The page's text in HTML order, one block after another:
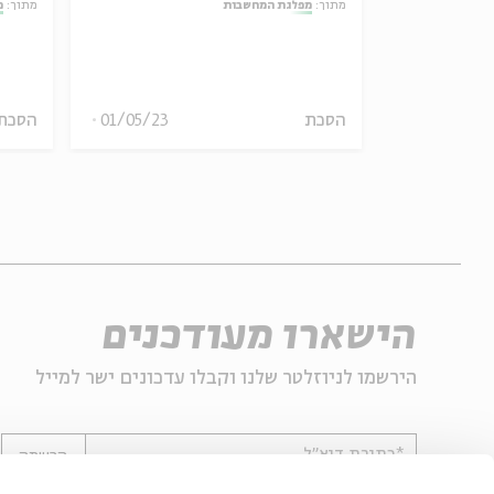
מתוך: מתוך: מפלגת המחשבות
הסכת 01/05/23
הישארו מעודכנים
הירשמו לניוזלטר שלנו וקבלו עדכונים ישר למייל
*כתובת דוא"ל הרשמה